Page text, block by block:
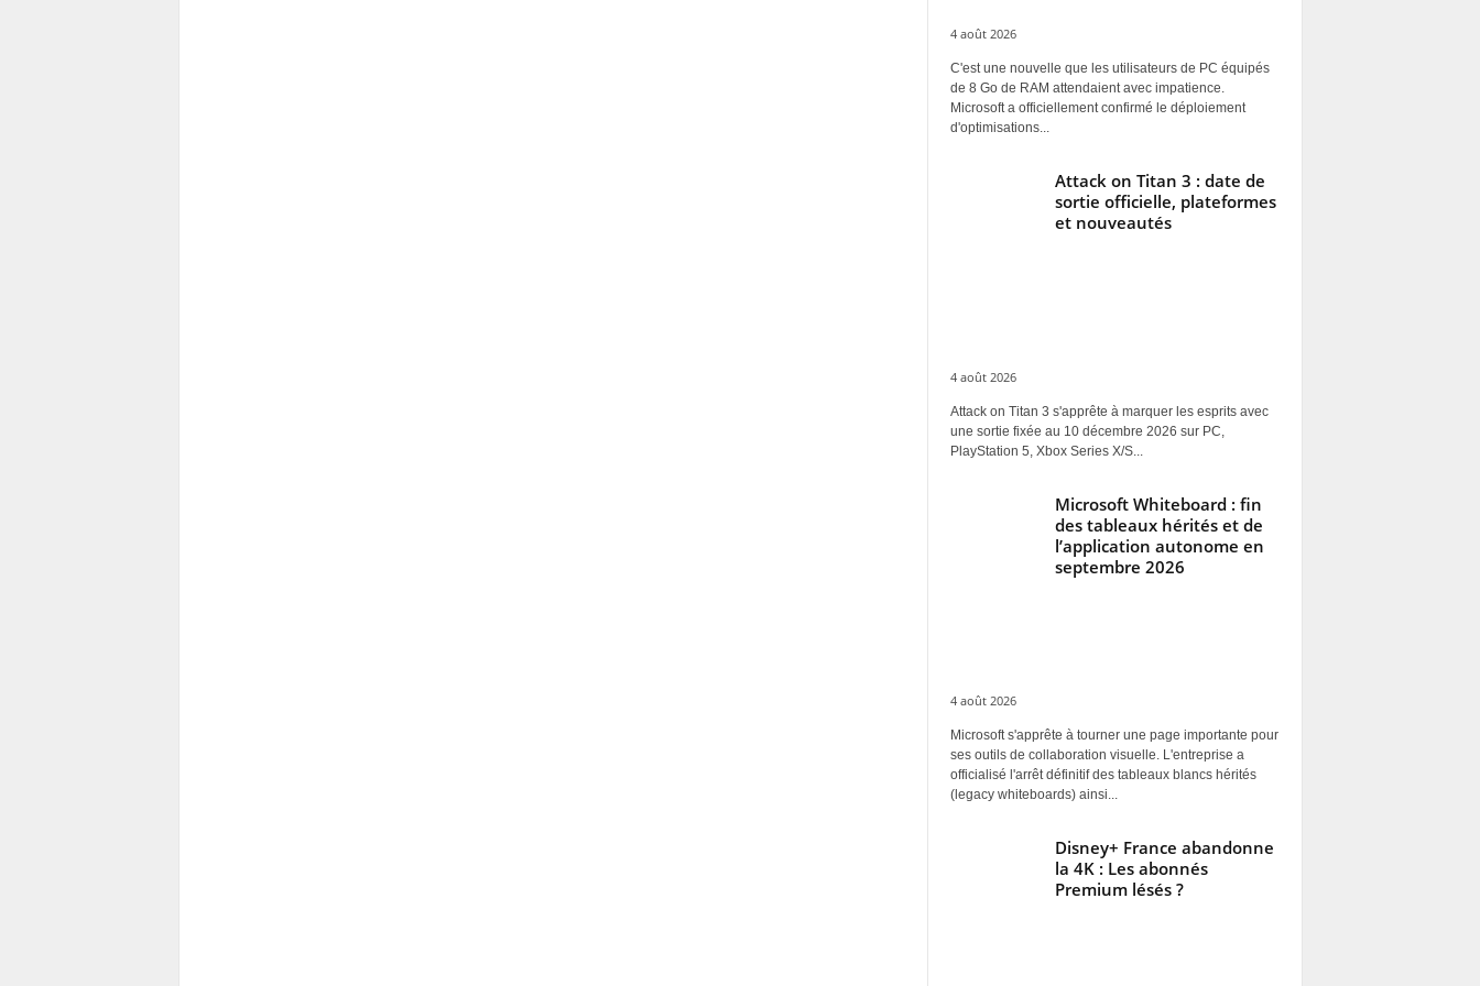
4 août 2026
C'est une nouvelle que les utilisateurs de PC équipés
de 8 Go de RAM attendaient avec impatience.
Microsoft a officiellement confirmé le déploiement
d'optimisations...
Attack on Titan 3 : date de
sortie officielle, plateformes
et nouveautés
4 août 2026
Attack on Titan 3 s'apprête à marquer les esprits avec
une sortie fixée au 10 décembre 2026 sur PC,
PlayStation 5, Xbox Series X/S...
Microsoft Whiteboard : fin
des tableaux hérités et de
l’application autonome en
septembre 2026
4 août 2026
Microsoft s'apprête à tourner une page importante pour
ses outils de collaboration visuelle. L'entreprise a
officialisé l'arrêt définitif des tableaux blancs hérités
(legacy whiteboards) ainsi...
Disney+ France abandonne
la 4K : Les abonnés
Premium lésés ?